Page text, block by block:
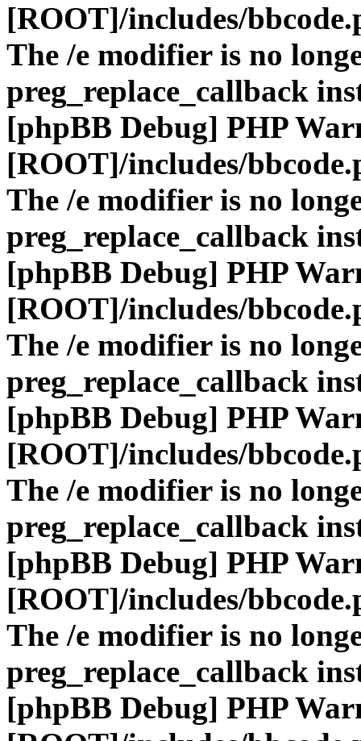
[ROOT]/includes/
The /e modifier is no
preg_replace_callback
[phpBB Debug] PHP
[ROOT]/includes/
The /e modifier is no
preg_replace_callback
[phpBB Debug] PHP
[ROOT]/includes/
The /e modifier is no
preg_replace_callback
[phpBB Debug] PHP
[ROOT]/includes/
The /e modifier is no
preg_replace_callback
[phpBB Debug] PHP
[ROOT]/includes/
The /e modifier is no
preg_replace_callback
[phpBB Debug] PHP